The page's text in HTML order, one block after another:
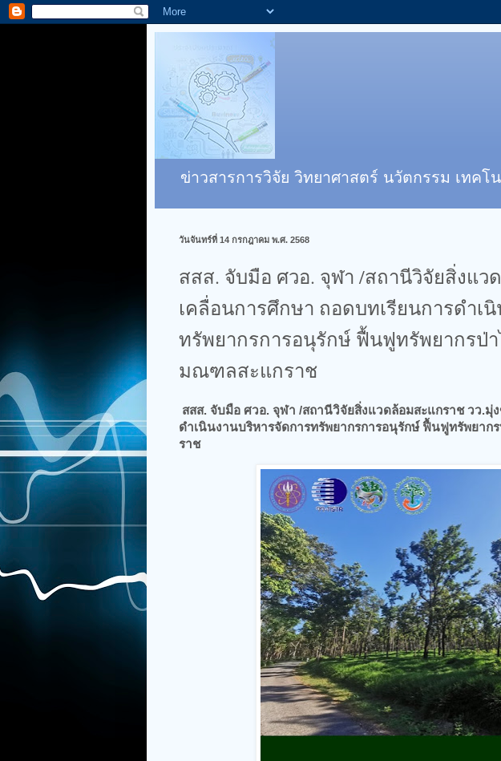
ข่าวสารการวิจัย วิทยาศาสตร์ นวัตกรรม เทคโ
วันจันทร์ที่ 14 กรกฎาคม พ.ศ. 2568
สสส. จับมือ ศวอ. จุฬา /สถานีวิจัยสิ่งแว
เคลื่อนการศึกษา ถอดบทเรียนการดำเ
ทรัพยากรการอนุรักษ์ ฟื้นฟูทรัพยากรป่
มณฑลสะแกราช
สสส. จับมือ ศวอ. จุฬา /สถานีวิจัยสิ่งแวดล้อมสะแกราช วว.มุ่
ดำเนินงานบริหารจัดการทรัพยากรการอนุรักษ์ ฟื้นฟูทรัพยา
ราช